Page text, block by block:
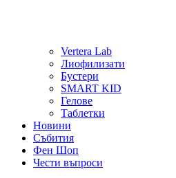
Vertera Lab
Лиофилизати
Бустери
SMART KID
Гелове
Таблетки
Новини
Събития
Фен Шоп
Чести въпроси